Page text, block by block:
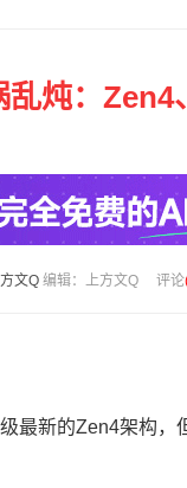
炖：Zen4
文Q 编辑：上方文Q 评论
最新的Zen4架构